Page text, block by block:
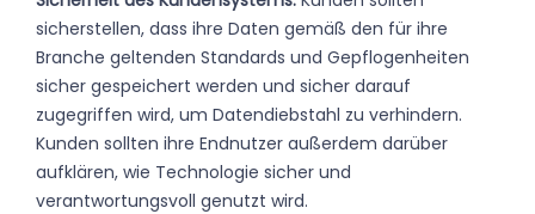
sicherstellen, dass ihre Daten gemäß den für ihre
Branche geltenden Standards und Gepflogenheiten
sicher gespeichert werden und sicher darauf
zugegriffen wird, um Datendiebstahl zu verhindern.
Kunden sollten ihre Endnutzer außerdem darüber
aufklären, wie Technologie sicher und
verantwortungsvoll genutzt wird.